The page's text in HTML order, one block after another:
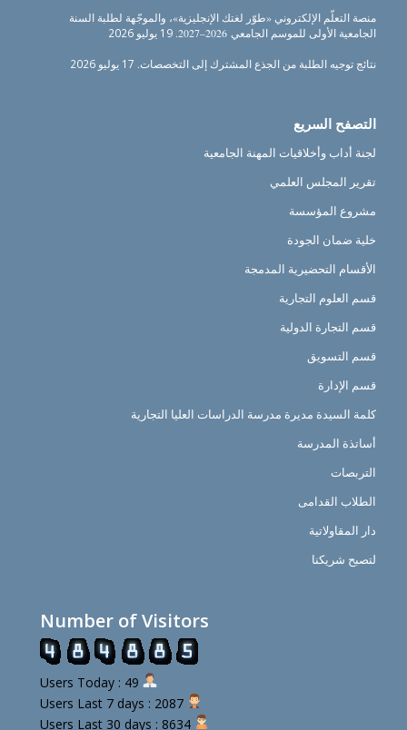
منصة التعلّم الإلكتروني «طوّر لغتك الإنجليزية»، والموجّهة لطلبة السنة
الجامعية الأولى للموسم الجامعي 2026–2027.
19 يوليو 2026
نتائج توجيه الطلبة من الجذع المشترك إلى التخصصات. 17 يوليو 2026
التصفح السريع
لجنة أداب وأخلاقيات المهنة الجامعية
تقرير المجلس العلمي
مشروع المؤسسة
خلية ضمان الجودة
الأقسام التحضيرية المدمجة
قسم العلوم التجارية
قسم التجارة الدولية
قسم التسويق
قسم الإدارة
كلمة السيدة مديرة مدرسة الدراسات العليا التجارية
أساتذة المدرسة
التربصات
الطلاب القدامى
دار المقاولاتية
لتصبح شريكنا
Number of Visitors
Users Last 7 days : 2087
Users Last 30 days : 8634